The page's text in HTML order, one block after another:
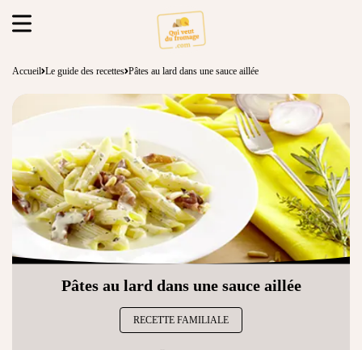
Accueil Le guide des recettes Pâtes au lard dans une sauce aillée
Pâtes au lard dans une sauce aillée
RECETTE FAMILIALE